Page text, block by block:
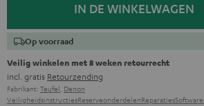
IN DE WINKELWAGEN
Op voorraad
Veilig winkelen met 8 weken retourrecht
incl. gratis Retourzending
Fabrikant: Teufel, Denon
VeiligheidsinstructiesReserveonderdelenReparaties